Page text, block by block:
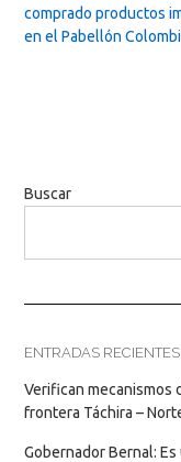
navigation
comprado productos
en el Pabellón
Buscar
ENTRADAS RECIENTES
Verifican mecanismos
frontera Táchira –
Gobernador Bernal: